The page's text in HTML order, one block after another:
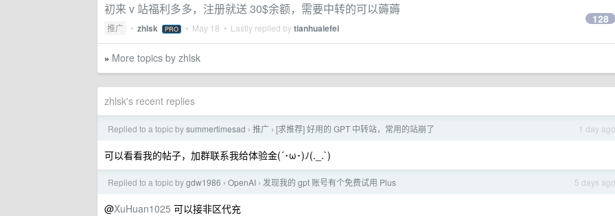
初来 v 站福利多多，注册就送 30$余额，需要中转的可以薅薅
推广 • zhlsk PRO • May 18 • Lastly replied bytianhualefei
128
» More topics by zhlsk
zhlsk's recent replies
1 day ago
Replied to a topic bysummertimesad › 推广 › [求推荐] 好用的 GPT 中转站，常用的站崩了
可以看看我的帖子，加群联系我给体验金(´･ω･)ﾉ(._.`)
5 days ago
Replied to a topic bygdw1986 › OpenAI › 发现我的 gpt 账号有个免费试用 Plus
@XuHuan1025 可以接非区代充